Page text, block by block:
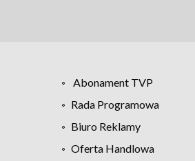
Abonament TVP
Rada Programowa
Biuro Reklamy
Oferta Handlowa